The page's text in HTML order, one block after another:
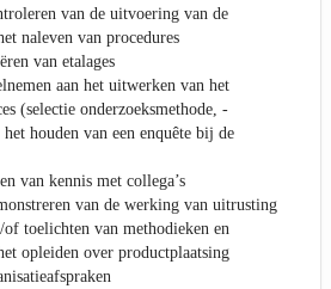
van de uitvoering van de
naleven van procedures
van etalages
aan het uitwerken van het
(selectie onderzoeksmethode, -
houden van een enquête bij de
van kennis met collega’s
van de werking van uitrusting
of toelichten van methodieken en
opleiden over productplaatsing